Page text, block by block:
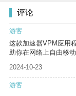
评论
游客
这款加速器VPM应用
助你在网络上自由移动
2024-10-23
游客